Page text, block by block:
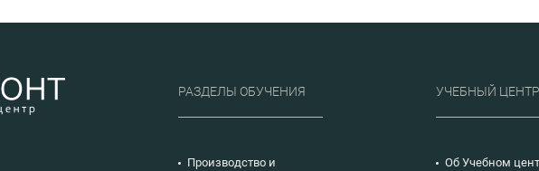
РАЗДЕЛЫ ОБУЧЕНИЯ
Производство и
УЧЕБНЫЙ ЦЕНТР
Об Учебном